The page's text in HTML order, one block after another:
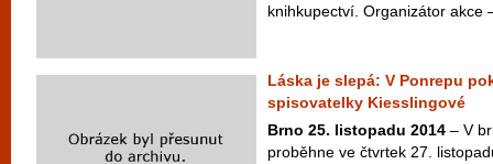
knihkupectví. Organizátor akce
Láska je slepá: V Ponrepu
spisovatelky Kiesslingové
Brno 25. listopadu 2014 – V
proběhne ve čtvrtek 27.